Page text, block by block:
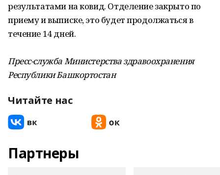
результатами на ковид. Отделение закрыто по
приему и выписке, это будет продолжаться в
течение 14 дней.
Пресс-служба Министерства здравоохранения
Республики Башкортостан
Читайте нас
Партнеры